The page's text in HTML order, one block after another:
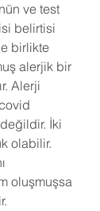
ve test
belirtisi
birlikte
alerjik bir
Alerji
İki
olabilir.
oluşmuşsa